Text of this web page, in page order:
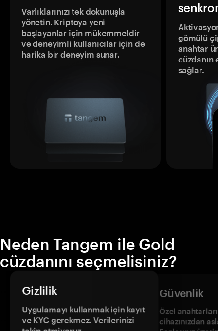
Varlıklarınızı tek dokunuşla
yönetin. Kriptoya yeni
başlayanlar için mükemmeldir
ve deneyimli kullanıcılar için de
harika bir deneyim sunar.
gömülü
anahtar
sağlar.
Neden Tangem ile Gold
cüzdanını seçmelisiniz?
Gizlilik
Uygulamayı kullanmak için kayıt
ve KYC gerekmez. Verilerinizi
Güvenlik
Özel
cihazınızdan